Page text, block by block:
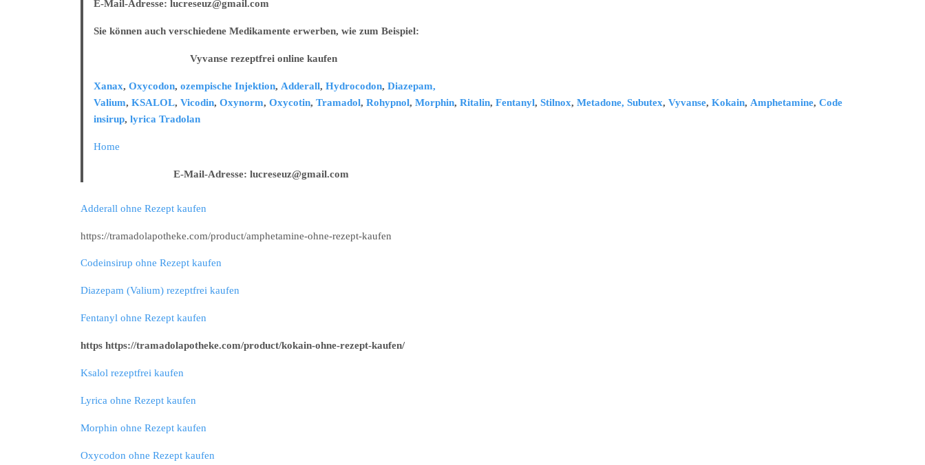
E-Mail-Adresse: lucreseuz@gmail.com
Sie können auch verschiedene Medikamente erwerben, wie zum Beispiel:
Vyvanse rezeptfrei online kaufen
Xanax, Oxycodon, ozempische Injektion, Adderall, Hydrocodon, Diazepam,
Valium, KSALOL, Vicodin, Oxynorm, Oxycotin, Tramadol, Rohypnol, Morphin, Ritalin, Fentanyl, Stilnox, Metadone, Subutex, Vyvanse, Kokain, Amphetamine, Code
insirup, lyrica Tradolan
Home
E-Mail-Adresse: lucreseuz@gmail.com
Adderall ohne Rezept kaufen
https://tramadolapotheke.com/product/amphetamine-ohne-rezept-kaufen
Codeinsirup ohne Rezept kaufen
Diazepam (Valium) rezeptfrei kaufen
Fentanyl ohne Rezept kaufen
https https://tramadolapotheke.com/product/kokain-ohne-rezept-kaufen/
Ksalol rezeptfrei kaufen
Lyrica ohne Rezept kaufen
Morphin ohne Rezept kaufen
Oxycodon ohne Rezept kaufen